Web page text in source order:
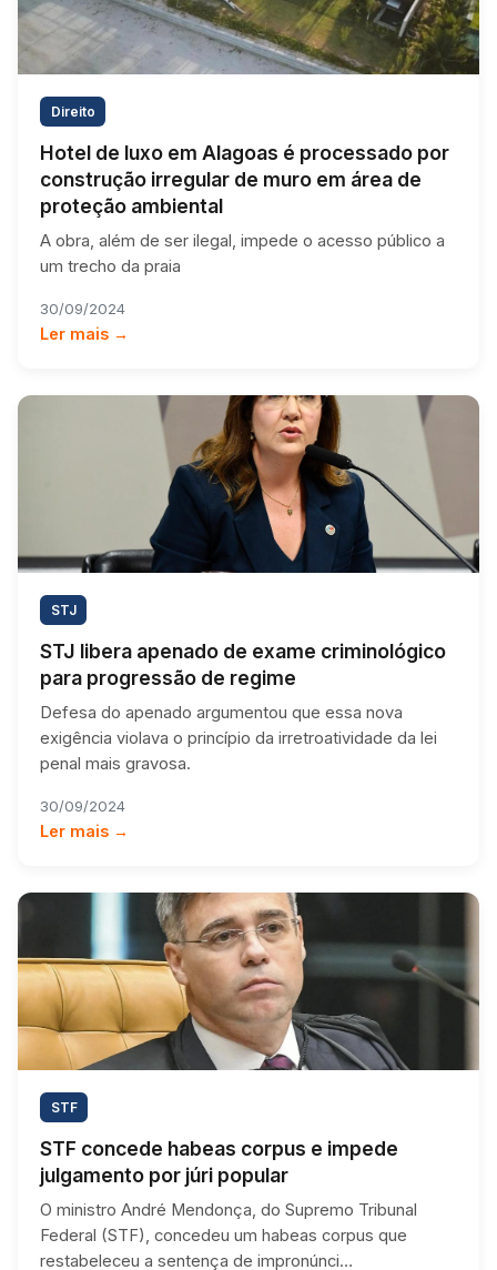
Direito
Hotel de luxo em Alagoas é processado por
construção irregular de muro em área de
proteção ambiental
A obra, além de ser ilegal, impede o acesso público a
um trecho da praia
30/09/2024
Ler mais →
STJ
STJ libera apenado de exame criminológico
para progressão de regime
Defesa do apenado argumentou que essa nova
exigência violava o princípio da irretroatividade da lei
penal mais gravosa.
30/09/2024
Ler mais →
STF
STF concede habeas corpus e impede
julgamento por júri popular
O ministro André Mendonça, do Supremo Tribunal
Federal (STF), concedeu um habeas corpus que
restabeleceu a sentença de impronúnci…